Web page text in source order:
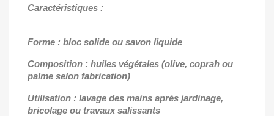
Caractéristiques :
Forme : bloc solide ou savon liquide
Composition : huiles végétales (olive, coprah ou
palme selon fabrication)
Utilisation : lavage des mains après jardinage,
bricolage ou travaux salissants